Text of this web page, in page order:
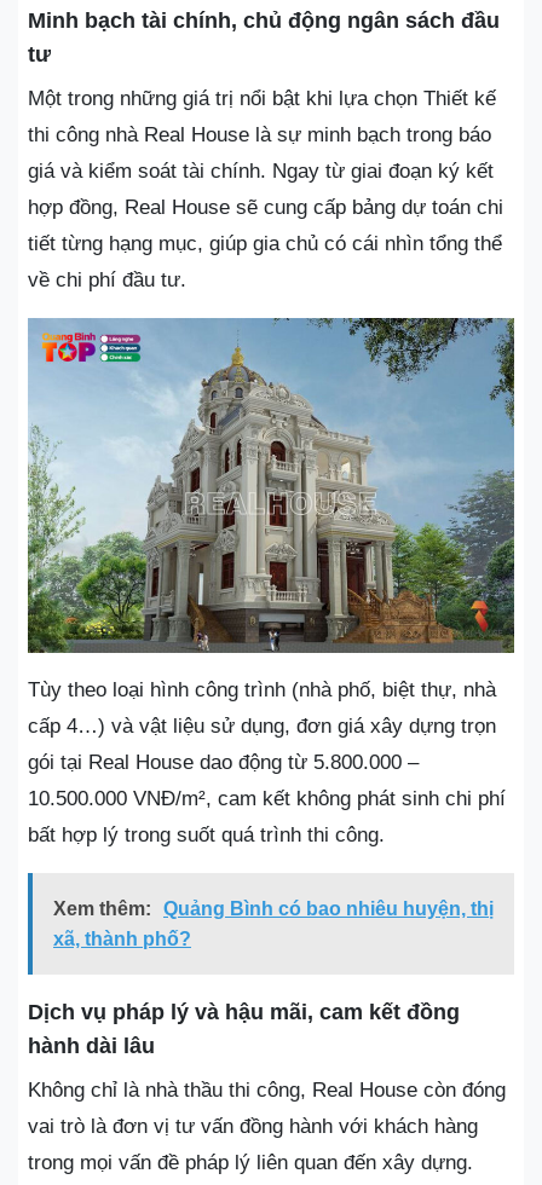
Minh bạch tài chính, chủ động ngân sách đầu
tư
Một trong những giá trị nổi bật khi lựa chọn Thiết kế
thi công nhà Real House là sự minh bạch trong báo
giá và kiểm soát tài chính. Ngay từ giai đoạn ký kết
hợp đồng, Real House sẽ cung cấp bảng dự toán chi
tiết từng hạng mục, giúp gia chủ có cái nhìn tổng thể
về chi phí đầu tư.
Tùy theo loại hình công trình (nhà phố, biệt thự, nhà
cấp 4…) và vật liệu sử dụng, đơn giá xây dựng trọn
gói tại Real House dao động từ 5.800.000 –
10.500.000 VNĐ/m², cam kết không phát sinh chi phí
bất hợp lý trong suốt quá trình thi công.
Xem thêm:
Quảng Bình có bao nhiêu huyện, thị
xã, thành phố?
Dịch vụ pháp lý và hậu mãi, cam kết đồng
hành dài lâu
Không chỉ là nhà thầu thi công, Real House còn đóng
vai trò là đơn vị tư vấn đồng hành với khách hàng
trong mọi vấn đề pháp lý liên quan đến xây dựng.